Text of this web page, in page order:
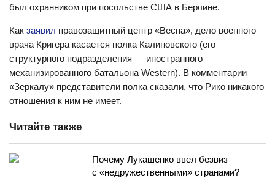
был охранником при посольстве США в Берлине.
Как заявил правозащитный центр «Весна», дело военного
врача Кригера касается полка Калиновского (его
структурного подразделения — иностранного
механизированного батальона Western). В комментарии
«Зеркалу» представители полка сказали, что Рико никакого
отношения к ним не имеет.
Читайте также
Почему Лукашенко ввел безвиз
с «недружественными» странами?